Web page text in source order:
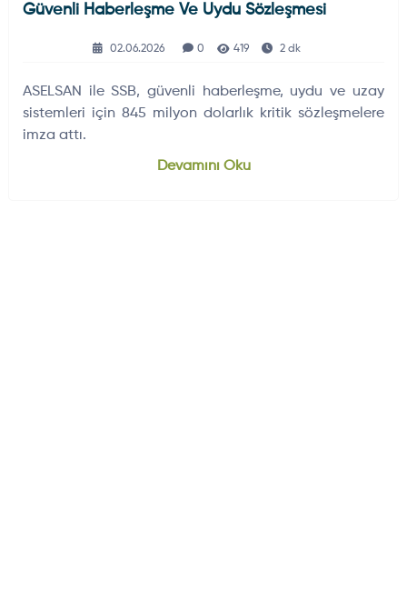
Güvenli Haberleşme Ve Uydu Sözleşmesi
02.06.2026 0 419 2 dk
ASELSAN ile SSB, güvenli haberleşme, uydu ve uzay
sistemleri için 845 milyon dolarlık kritik sözleşmelere
imza attı.
Devamını Oku